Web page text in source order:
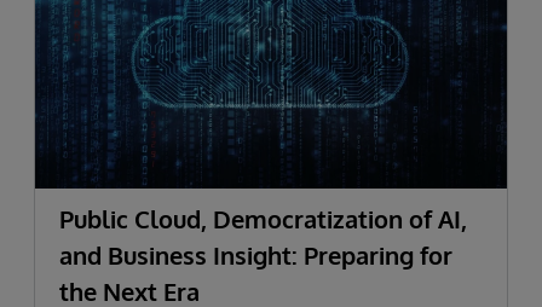
Public Cloud, Democratization of AI,
and Business Insight: Preparing for
the Next Era